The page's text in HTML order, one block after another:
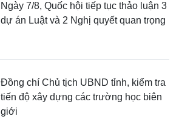
Ngày 7/8, Quốc hội tiếp tục thảo luận 3
dự án Luật và 2 Nghị quyết quan trọng
Đồng chí Chủ tịch UBND tỉnh, kiểm tra
tiến độ xây dựng các trường học biên
giới